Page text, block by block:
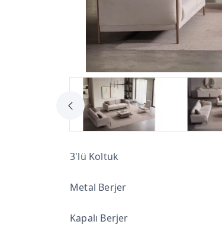
3'lü Koltuk
Metal Berjer
Kapalı Berjer